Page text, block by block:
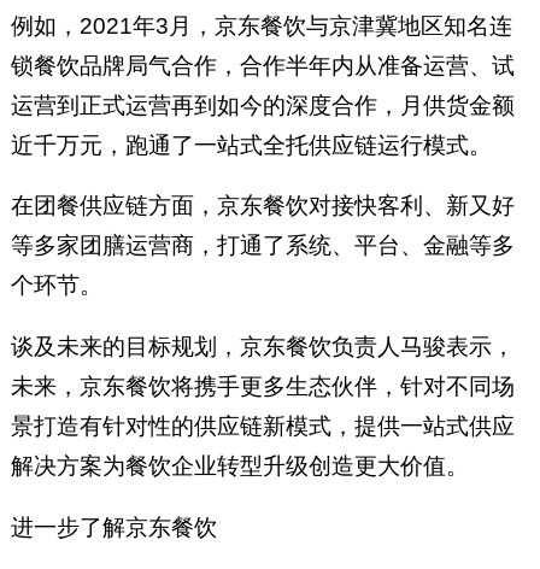
例如，2021年3月，京东餐饮与京津冀地区知名连
锁餐饮品牌局气合作，合作半年内从准备运营、试
运营到正式运营再到如今的深度合作，月供货金额
近千万元，跑通了一站式全托供应链运行模式。
在团餐供应链方面，京东餐饮对接快客利、新又好
等多家团膳运营商，打通了系统、平台、金融等多
个环节。
谈及未来的目标规划，京东餐饮负责人马骏表示，
未来，京东餐饮将携手更多生态伙伴，针对不同场
景打造有针对性的供应链新模式，提供一站式供应
解决方案为餐饮企业转型升级创造更大价值。
进一步了解京东餐饮